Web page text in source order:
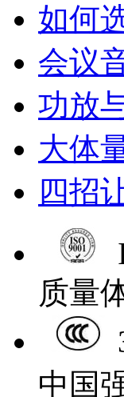
如何
会议
功放
大体
四招
质量
中国